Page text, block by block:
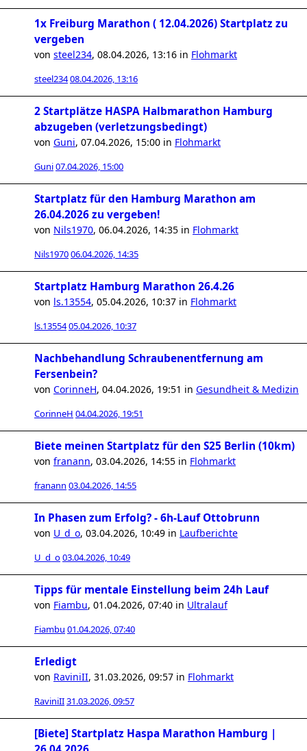
1x Freiburg Marathon ( 12.04.2026) Startplatz zu
vergeben
von steel234, 08.04.2026, 13:16 in Flohmarkt
steel23408.04.2026, 13:16
2 Startplätze HASPA Halbmarathon Hamburg
abzugeben (verletzungsbedingt)
von Guni, 07.04.2026, 15:00 in Flohmarkt
Guni07.04.2026, 15:00
Startplatz für den Hamburg Marathon am
26.04.2026 zu vergeben!
von Nils1970, 06.04.2026, 14:35 in Flohmarkt
Nils197006.04.2026, 14:35
Startplatz Hamburg Marathon 26.4.26
von ls.13554, 05.04.2026, 10:37 in Flohmarkt
ls.1355405.04.2026, 10:37
Nachbehandlung Schraubenentfernung am
Fersenbein?
von CorinneH, 04.04.2026, 19:51 in Gesundheit & Medizin
CorinneH 04.04.2026, 19:51
Biete meinen Startplatz für den S25 Berlin (10km)
von franann, 03.04.2026, 14:55 in Flohmarkt
franann 03.04.2026, 14:55
In Phasen zum Erfolg? - 6h-Lauf Ottobrunn
von U_d_o, 03.04.2026, 10:49 in Laufberichte
U_d_o03.04.2026, 10:49
Tipps für mentale Einstellung beim 24h Lauf
von Fiambu, 01.04.2026, 07:40 in Ultralauf
Fiambu 01.04.2026, 07:40
Erledigt
von RaviniII, 31.03.2026, 09:57 in Flohmarkt
RaviniII31.03.2026, 09:57
[Biete] Startplatz Haspa Marathon Hamburg |